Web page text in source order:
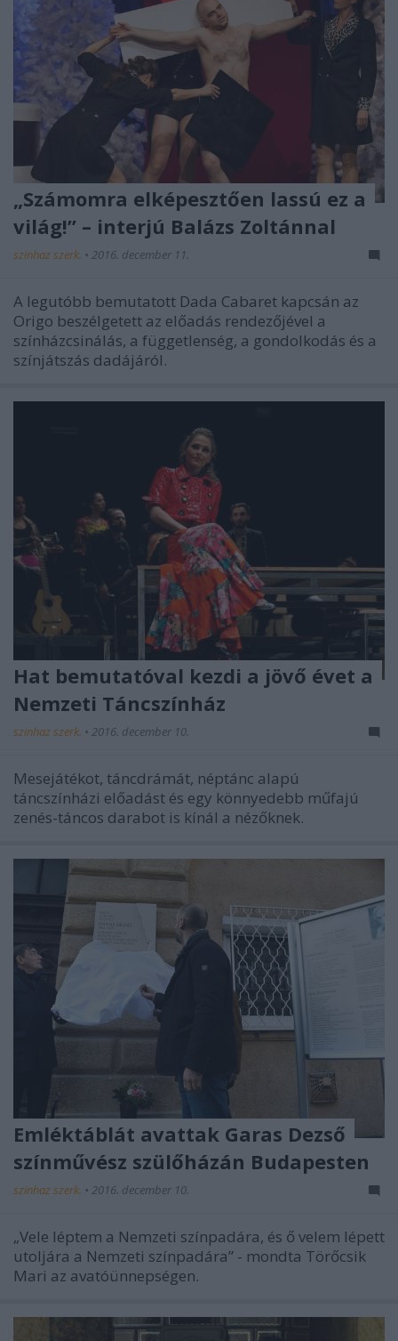
„Számomra elképesztően lassú ez a
világ!” – interjú Balázs Zoltánnal
szinhaz szerk. • 2016. december 11.
A legutóbb bemutatott Dada Cabaret kapcsán az
Origo beszélgetett az előadás rendezőjével a
színházcsinálás, a függetlenség, a gondolkodás és a
színjátszás dadájáról.
Hat bemutatóval kezdi a jövő évet a
Nemzeti Táncszínház
szinhaz szerk. • 2016. december 10.
Mesejátékot, táncdrámát, néptánc alapú
táncszínházi előadást és egy könnyedebb műfajú
zenés-táncos darabot is kínál a nézőknek.
Emléktáblát avattak Garas Dezső
színművész szülőházán Budapesten
szinhaz szerk. • 2016. december 10.
„Vele léptem a Nemzeti színpadára, és ő velem lépett
utoljára a Nemzeti színpadára” - mondta Törőcsik
Mari az avatóünnepségen.